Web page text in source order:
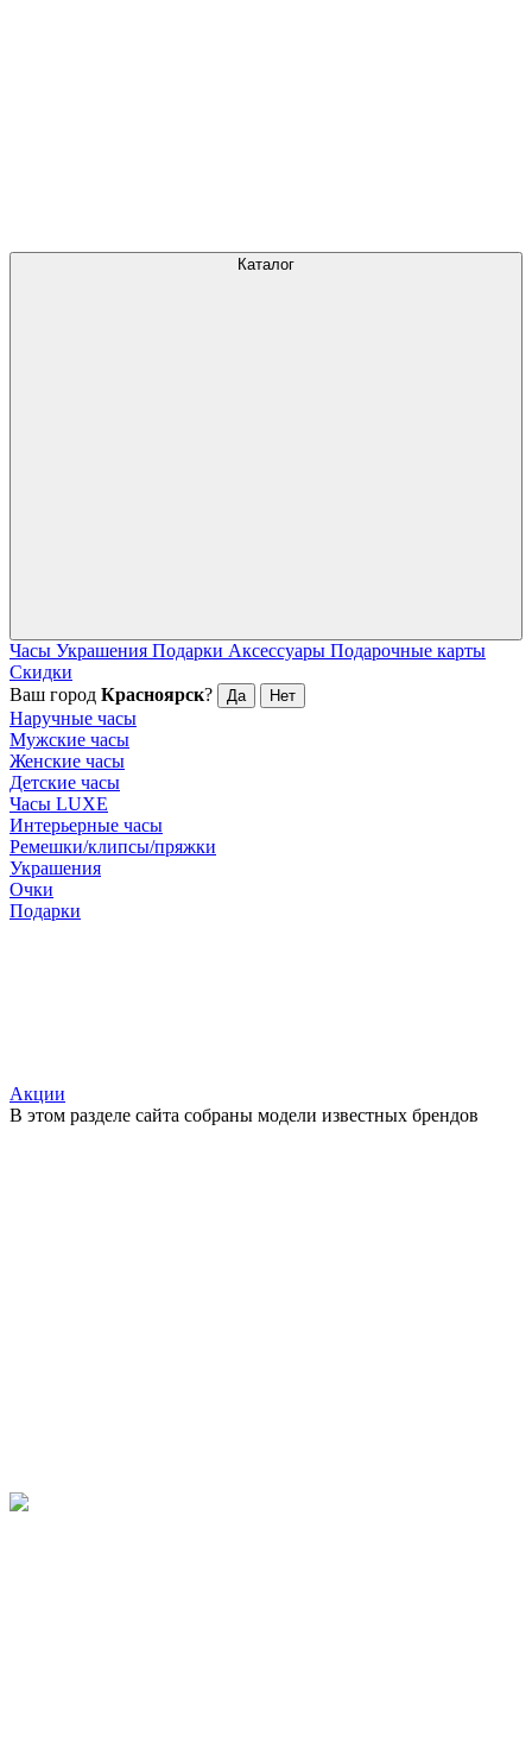
Каталог
Часы Украшения Подарки Аксессуары Подарочные карты
Скидки
Ваш город Красноярск? Да Нет
Наручные часы
Мужские часы
Женские часы
Детские часы
Часы LUXE
Интерьерные часы
Ремешки/клипсы/пряжки
Украшения
Очки
Подарки
Акции
В этом разделе сайта собраны модели известных брендов